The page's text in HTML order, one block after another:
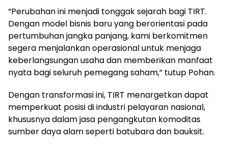
“Perubahan ini menjadi tonggak sejarah bagi TIRT.
Dengan model bisnis baru yang berorientasi pada
pertumbuhan jangka panjang, kami berkomitmen
segera menjalankan operasional untuk menjaga
keberlangsungan usaha dan memberikan manfaat
nyata bagi seluruh pemegang saham,” tutup Pohan.
Dengan transformasi ini, TIRT menargetkan dapat
memperkuat posisi di industri pelayaran nasional,
khususnya dalam jasa pengangkutan komoditas
sumber daya alam seperti batubara dan bauksit.